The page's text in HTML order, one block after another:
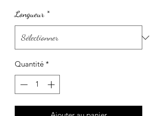
Longueur *
Quantité *